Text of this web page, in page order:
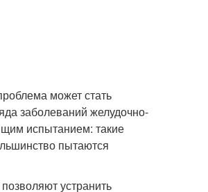
может стать
заболеваний желудочно-
испытанием: такие
пытаются
устранить